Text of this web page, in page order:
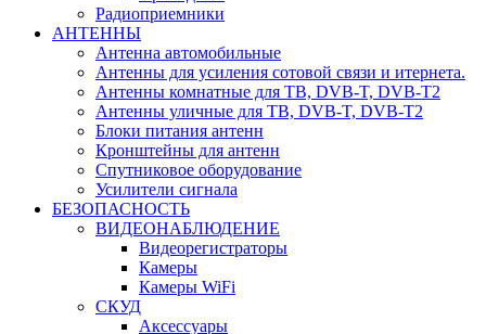
Радиоприемники
АНТЕННЫ
Антенна автомобильные
Антенны для усиления сотовой связи и итернета.
Антенны комнатные для ТВ, DVB-T, DVB-T2
Антенны уличные для ТВ, DVB-T, DVB-T2
Блоки питания антенн
Кронштейны для антенн
Спутниковое оборудование
Усилители сигнала
БЕЗОПАСНОСТЬ
ВИДЕОНАБЛЮДЕНИЕ
Видеорегистраторы
Камеры
Камеры WiFi
СКУД
Аксессуары